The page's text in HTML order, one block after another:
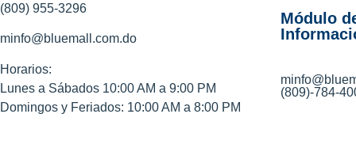
(809) 955-3296
minfo@bluemall.com.do
Horarios:
Lunes a Sábados 10:00 AM a 9:00 PM
Domingos y Feriados: 10:00 AM a 8:00 PM
Módulo
(809)-784-